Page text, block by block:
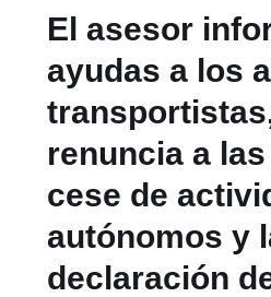
El asesor
ayudas a los
renuncia a
cese de
autónomos y
declaración